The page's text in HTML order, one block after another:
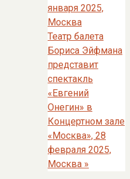
января 2025,
Москва
Театр балета
Бориса Эйфмана
представит
спектакль
«Евгений
Онегин» в
Концертном зале
«Москва», 28
февраля 2025,
Москва »